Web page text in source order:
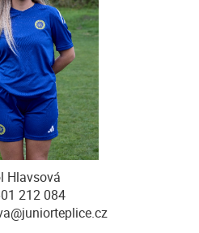
Hlavsová
212 084